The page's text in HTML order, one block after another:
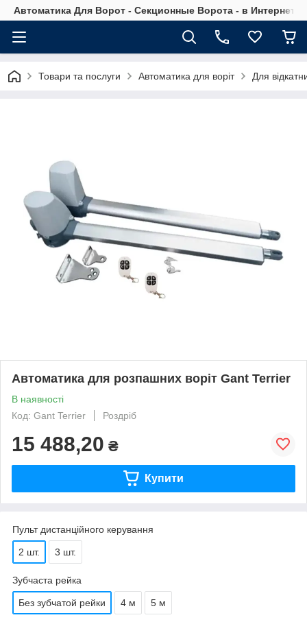
Автоматика Для Ворот - Секционные Ворота - в Интернет
Товари та послуги Автоматика для воріт Для
Автоматика для розпашних воріт Gant Terrier
В наявності
Код: Gant Terrier
Роздріб
15 488,20 ₴
Купити
Пульт дистанційного керування
2 шт. 3 шт.
Зубчаста рейка
Без зубчатой рейки 4 м 5 м